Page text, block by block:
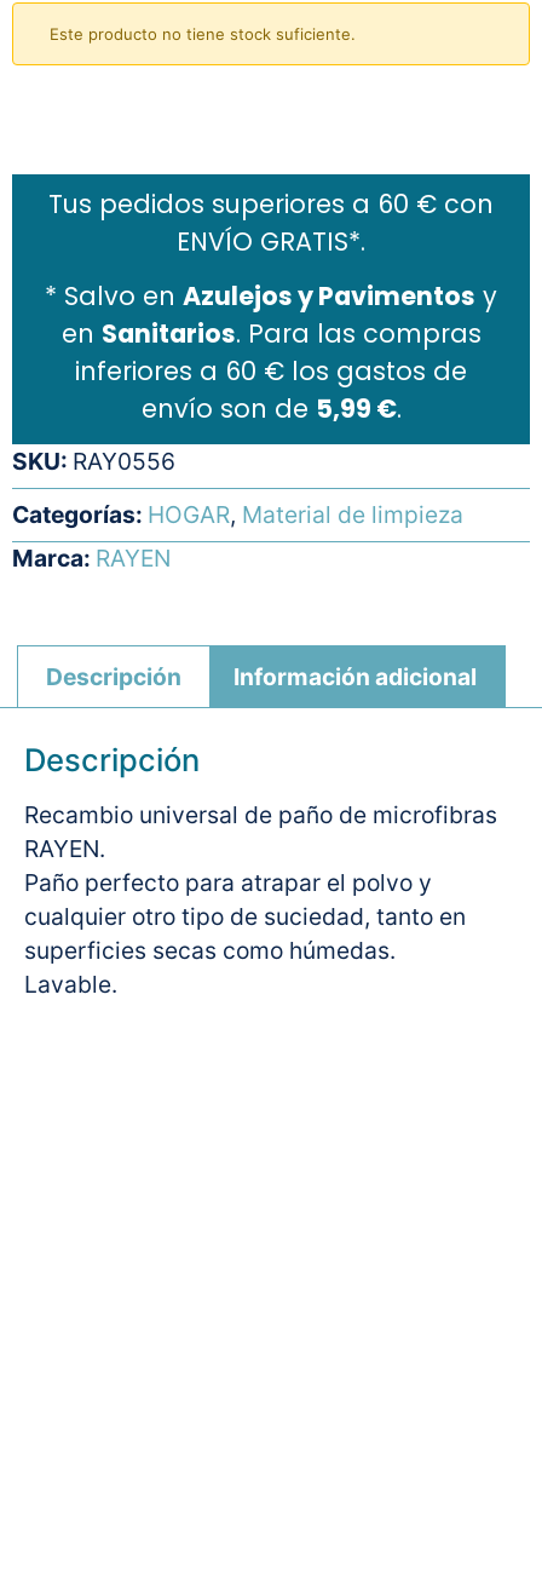
Este producto no tiene stock suficiente.
Tus pedidos superiores a 60 € con
ENVÍO GRATIS*.
* Salvo en Azulejos y Pavimentos y
en Sanitarios. Para las compras
inferiores a 60 € los gastos de
envío son de 5,99 €.
SKU: RAY0556
Categorías: HOGAR, Material de limpieza
Marca: RAYEN
Descripción Información adicional
Descripción
Recambio universal de paño de microfibras
RAYEN.
Paño perfecto para atrapar el polvo y
cualquier otro tipo de suciedad, tanto en
superficies secas como húmedas.
Lavable.